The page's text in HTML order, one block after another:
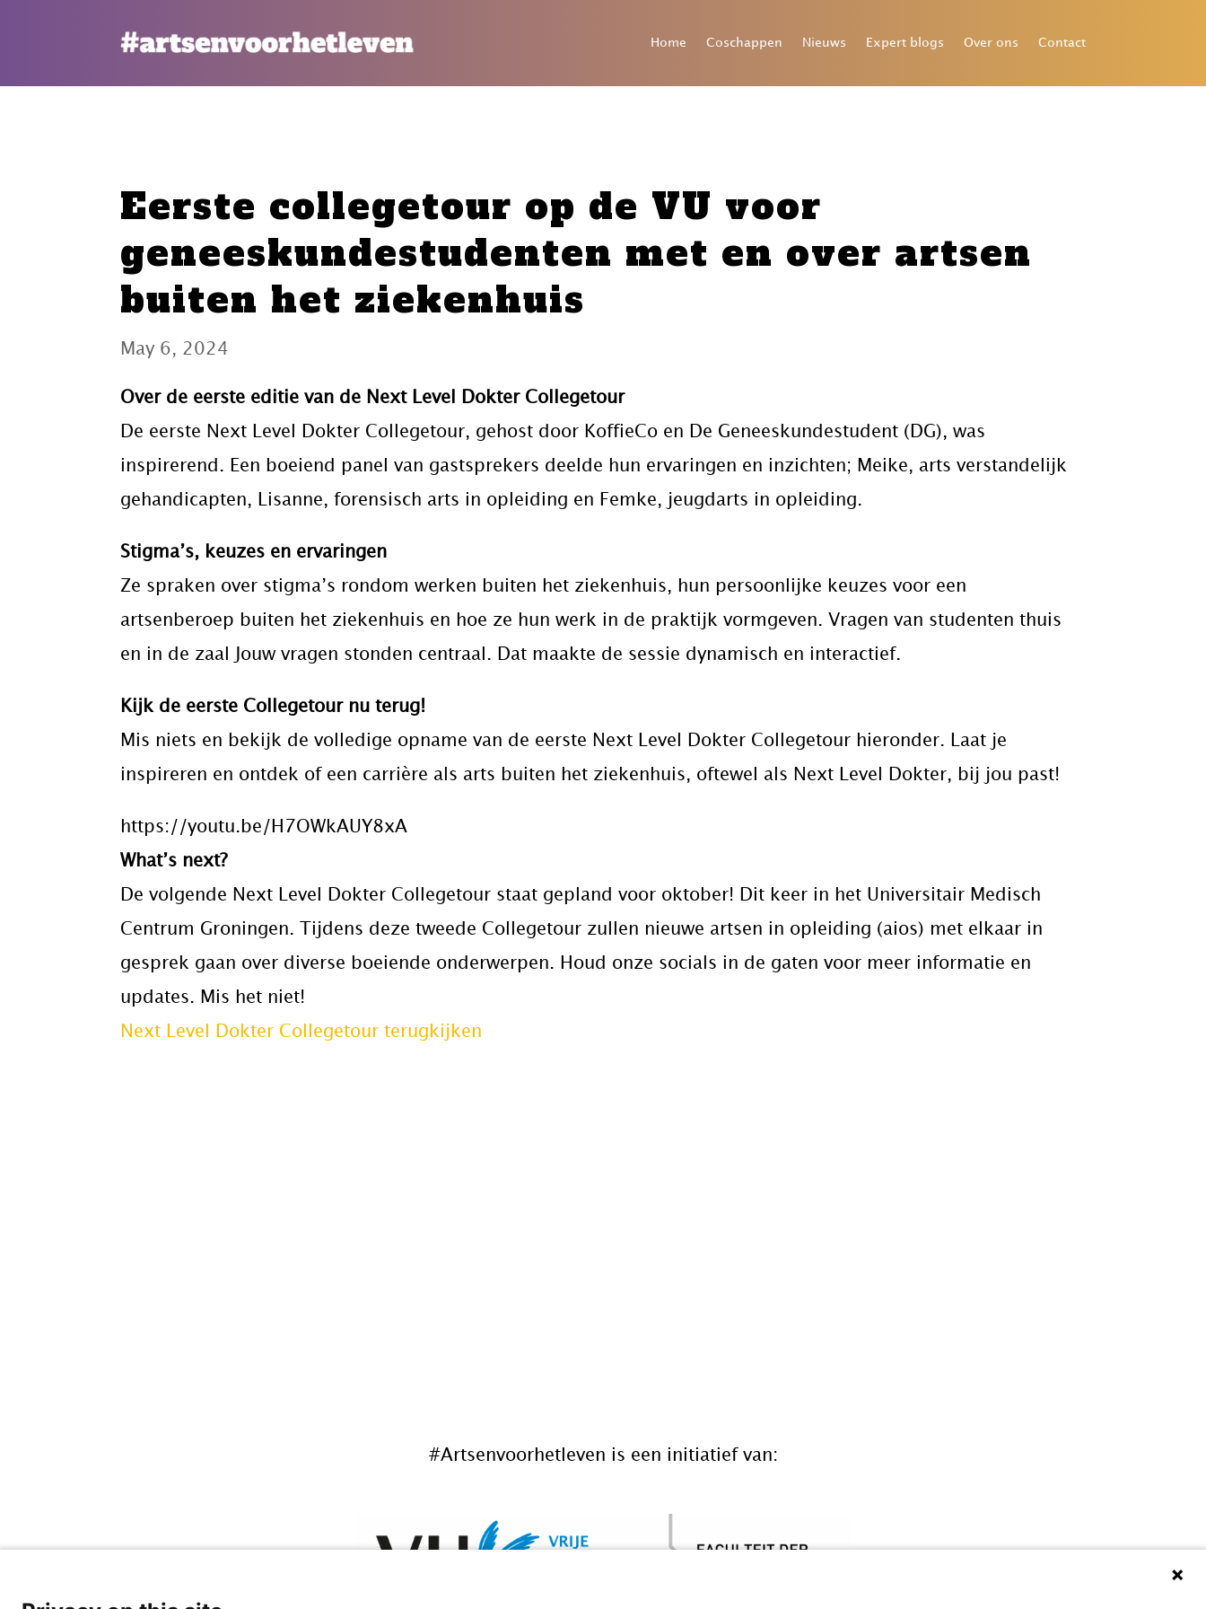
Home Coschappen Nieuws Expert blogs Over ons Contact
Eerste collegetour op de VU voor
geneeskundestudenten met en over artsen
buiten het ziekenhuis
May 6, 2024
Over de eerste editie van de Next Level Dokter Collegetour
De eerste Next Level Dokter Collegetour, gehost door KoffieCo en De Geneeskundestudent (DG), was
inspirerend. Een boeiend panel van gastsprekers deelde hun ervaringen en inzichten; Meike, arts verstandelijk
gehandicapten, Lisanne, forensisch arts in opleiding en Femke, jeugdarts in opleiding.
Stigma’s, keuzes en ervaringen
Ze spraken over stigma’s rondom werken buiten het ziekenhuis, hun persoonlijke keuzes voor een
artsenberoep buiten het ziekenhuis en hoe ze hun werk in de praktijk vormgeven. Vragen van studenten thuis
en in de zaal Jouw vragen stonden centraal. Dat maakte de sessie dynamisch en interactief.
Kijk de eerste Collegetour nu terug!
Mis niets en bekijk de volledige opname van de eerste Next Level Dokter Collegetour hieronder. Laat je
inspireren en ontdek of een carrière als arts buiten het ziekenhuis, oftewel als Next Level Dokter, bij jou past!
https://youtu.be/H7OWkAUY8xA
What’s next?
De volgende Next Level Dokter Collegetour staat gepland voor oktober! Dit keer in het Universitair Medisch
Centrum Groningen. Tijdens deze tweede Collegetour zullen nieuwe artsen in opleiding (aios) met elkaar in
gesprek gaan over diverse boeiende onderwerpen. Houd onze socials in de gaten voor meer informatie en
updates. Mis het niet!
Next Level Dokter Collegetour terugkijken
#Artsenvoorhetleven is een initiatief van: